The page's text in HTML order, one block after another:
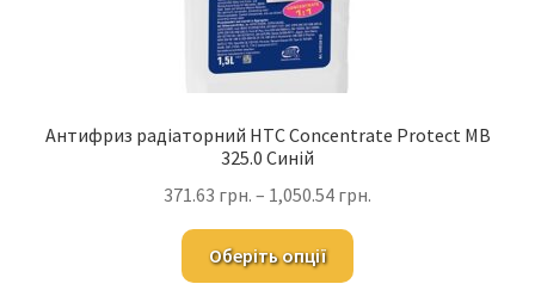
Антифриз радіаторний HTC Concentrate Protect MB
325.0 Синій
371.63 грн. – 1,050.54 грн.
Оберіть опції